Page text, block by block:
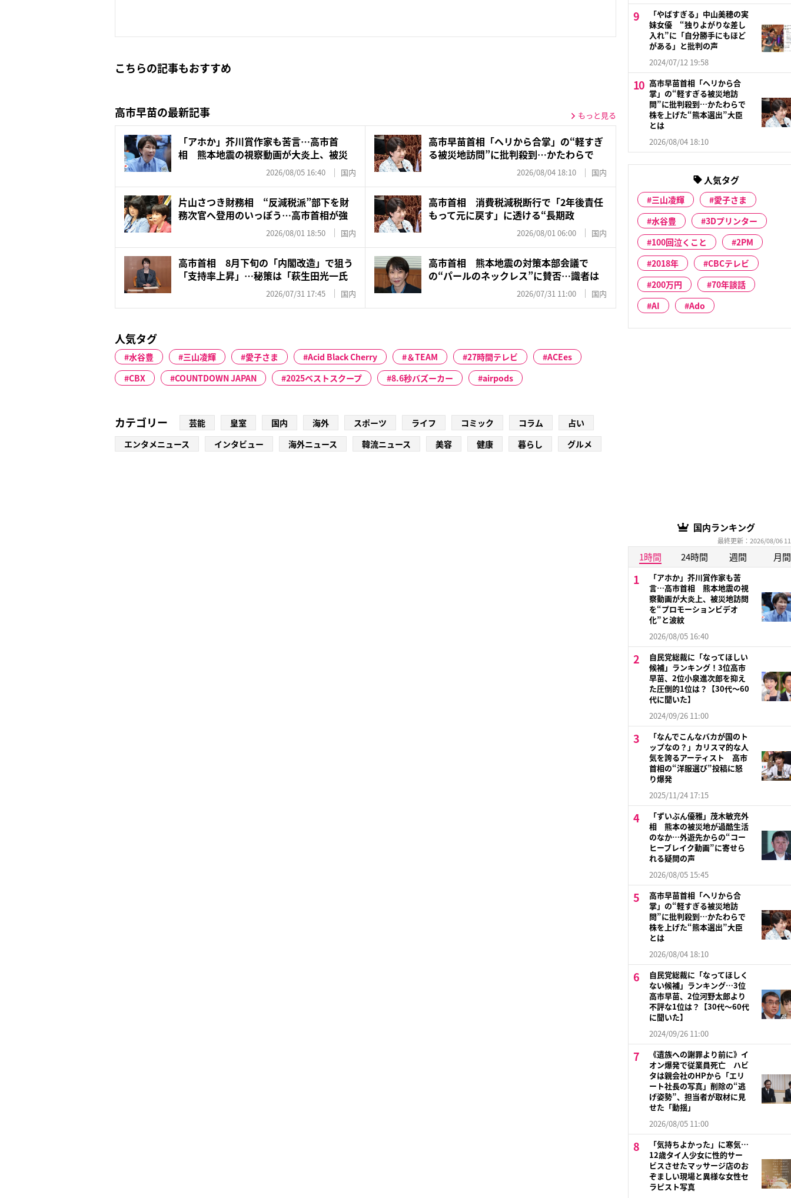
こちらの記事もおすすめ
高市早苗の最新記事 もっと見る
「アホか」芥川賞作家も苦言…高市首
相 熊本地震の視察動画が大炎上、被災
2026/08/05 16:40 国内
高市早苗首相「ヘリから合掌」の“軽すぎ
る被災地訪問”に批判殺到…かたわらで
2026/08/04 18:10 国内
片山さつき財務相 “反減税派”部下を財
務次官へ登用のいっぽう…高市首相が強
2026/08/01 18:50 国内
高市首相 消費税減税断行で「2年後責任
もって元に戻す」に透ける“長期政
2026/08/01 06:00 国内
高市首相 8月下旬の「内閣改造」で狙う
「支持率上昇」…秘策は「萩生田光一氏
2026/07/31 17:45 国内
高市首相 熊本地震の対策本部会議で
の“パールのネックレス”に賛否…識者は
2026/07/31 11:00 国内
人気タグ
水谷豊 三山凌輝 愛子さま Acid Black Cherry ＆TEAM 27時間テレビ
ACEes
CBX
COUNTDOWN JAPAN 2025ベストスクープ 8.6秒バズーカー airpods
カテゴリー 芸能 皇室 国内 海外 スポーツ ライフ コミック コラム
占い
エンタメニュース
インタビュー 海外ニュース 韓流ニュース 美容 健康 暮らし グルメ
「やばすぎる」中山美穂の実
妹女優 “独りよがりな差し
入れ”に「自分勝手にもほど
がある」と批判の声
2024/07/12 19:58
高市早苗首相「ヘリから合
掌」の“軽すぎる被災地訪
問”に批判殺到…かたわらで
株を上げた“熊本選出”大臣
とは
2026/08/04 18:10
人気タグ
三山凌輝
愛子さま
水谷豊
3Dプリンター
100回泣くこと
2PM
2018年
CBCテレビ
200万円
70年談話
AI
Ado
国内ランキング
最終更新：2026/08/06
1時間 24時間 週間 月間
「アホか」芥川賞作家も苦
言…高市首相 熊本地震の視
察動画が大炎上、被災地訪問
を“プロモーションビデオ
化”と波紋
2026/08/05 16:40
自民党総裁に「なってほしい
候補」ランキング！3位高市
早苗、2位小泉進次郎を抑え
た圧倒的1位は？【30代〜60
代に聞いた】
2024/09/26 11:00
「なんでこんなバカが国のト
ップなの？」カリスマ的な人
気を誇るアーティスト 高市
首相の“洋服選び”投稿に怒
り爆発
2025/11/24 17:15
「ずいぶん優雅」茂木敏充外
相 熊本の被災地が過酷生活
のなか…外遊先からの“コー
ヒーブレイク動画”に寄せら
れる疑問の声
2026/08/05 15:45
高市早苗首相「ヘリから合
掌」の“軽すぎる被災地訪
問”に批判殺到…かたわらで
株を上げた“熊本選出”大臣
とは
2026/08/04 18:10
自民党総裁に「なってほしく
ない候補」ランキング…3位
高市早苗、2位河野太郎より
不評な1位は？【30代～60代
に聞いた】
2024/09/26 11:00
《遺族への謝罪より前に》イ
オン爆発で従業員死亡 ハビ
タは親会社のHPから「エリ
ート社長の写真」削除の“逃
げ姿勢”、担当者が取材に見
せた「動揺」
2026/08/05 11:00
「気持ちよかった」に寒気…
12歳タイ人少女に性的サー
ビスさせたマッサージ店のお
ぞましい現場と異様な女性セ
ラピスト写真